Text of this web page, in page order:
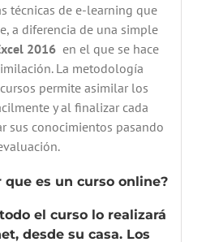
técnicas de e-learning que
a diferencia de una simple
2016 en el que se hace
La metodología
permite asimilar los
y al finalizar cada
sus conocimientos pasando
que es un curso online?
el curso lo realizará
desde su casa. Los